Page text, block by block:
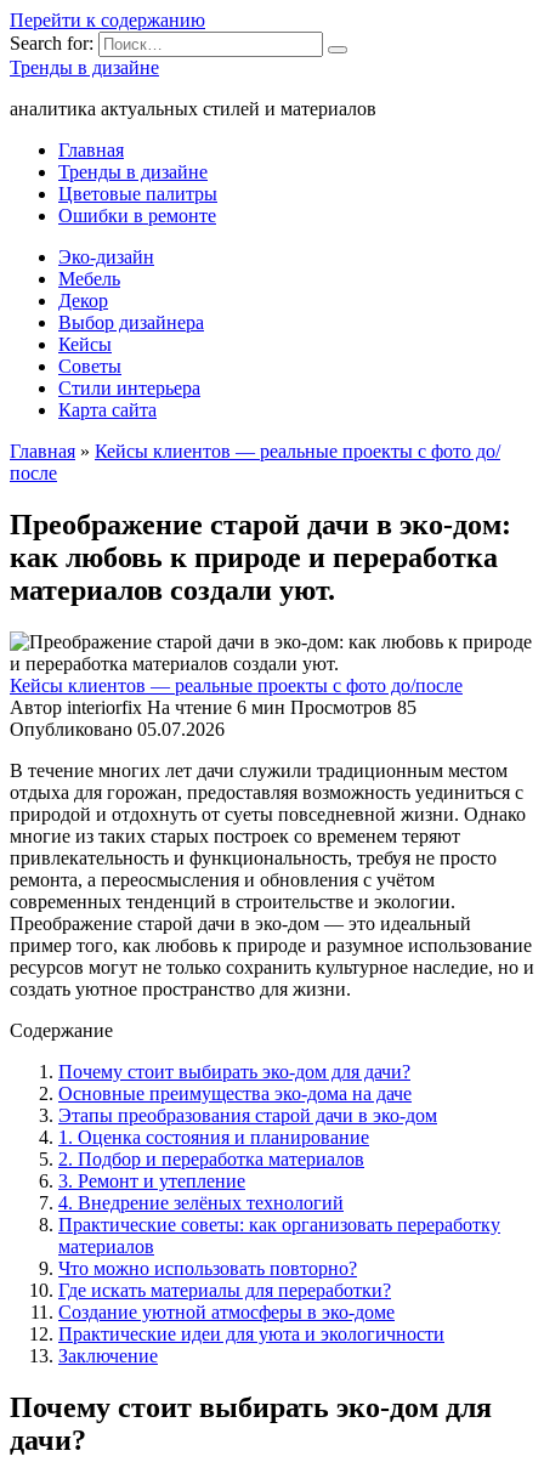
Перейти к содержанию
Search for:
Тренды в дизайне
аналитика актуальных стилей и материалов
Главная
Тренды в дизайне
Цветовые палитры
Ошибки в ремонте
Эко-дизайн
Мебель
Декор
Выбор дизайнера
Кейсы
Советы
Стили интерьера
Карта сайта
Главная » Кейсы клиентов — реальные проекты с фото до/
после
Преображение старой дачи в эко-дом:
как любовь к природе и переработка
материалов создали уют.
Кейсы клиентов — реальные проекты с фото до/после
Автор interiorfix На чтение 6 мин Просмотров 85
Опубликовано 05.07.2026
В течение многих лет дачи служили традиционным местом
отдыха для горожан, предоставляя возможность уединиться с
природой и отдохнуть от суеты повседневной жизни. Однако
многие из таких старых построек со временем теряют
привлекательность и функциональность, требуя не просто
ремонта, а переосмысления и обновления с учётом
современных тенденций в строительстве и экологии.
Преображение старой дачи в эко-дом — это идеальный
пример того, как любовь к природе и разумное использование
ресурсов могут не только сохранить культурное наследие, но и
создать уютное пространство для жизни.
Содержание
Почему стоит выбирать эко-дом для дачи?
Основные преимущества эко-дома на даче
Этапы преобразования старой дачи в эко-дом
1. Оценка состояния и планирование
2. Подбор и переработка материалов
3. Ремонт и утепление
4. Внедрение зелёных технологий
Практические советы: как организовать переработку
материалов
Что можно использовать повторно?
Где искать материалы для переработки?
Создание уютной атмосферы в эко-доме
Практические идеи для уюта и экологичности
Заключение
Почему стоит выбирать эко-дом для
дачи?